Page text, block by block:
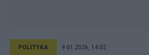
POLITYKA 9.01.2026, 14:02